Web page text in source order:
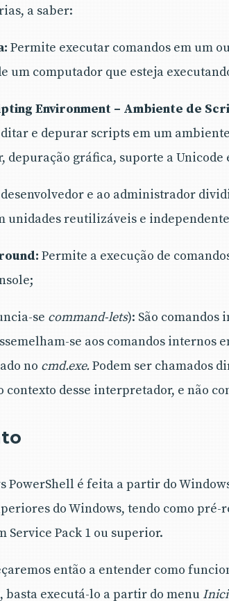
a saber:
Permite executar comandos em um
um computador que esteja
Environment – Ambiente de
e depurar scripts em um
depuração gráfica, suporte a Unicode
e ao administrador
unidades reutilizáveis e
Permite a execução de
se command-lets): São comandos
se aos comandos internos
no cmd.exe.Podem ser chamados
contexto desse interpretador, e não
PowerShell é feita a partir do
do Windows, tendo como
Service Pack 1 ou superior.
então a entender como
basta executá-lo a partir do menu